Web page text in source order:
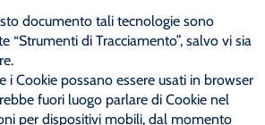
documento tali tecnologie sono
“Strumenti di Tracciamento”, salvo vi sia
i Cookie possano essere usati in browser
fuori luogo parlare di Cookie nel
per dispositivi mobili, dal momento